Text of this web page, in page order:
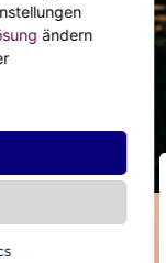
mit
ändern